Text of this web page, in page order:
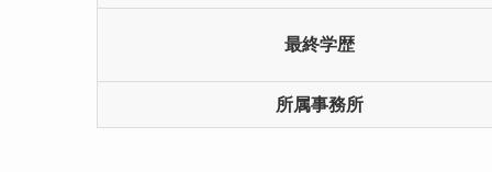
最終学歴
所属事務所